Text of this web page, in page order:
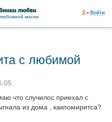
магии
Войти
с любимой
что случилос приехал с
из дома , какпомиритса?